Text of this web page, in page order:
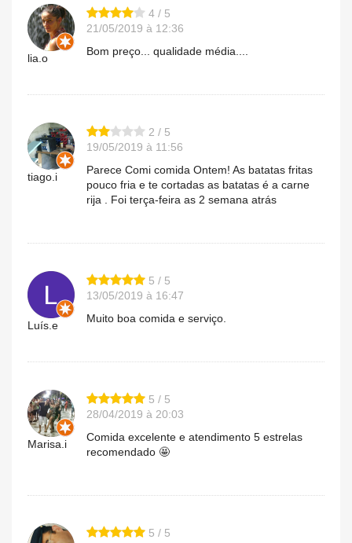
lia.o
4 / 5
21/05/2019 à 12:36
Bom preço... qualidade média....
tiago.i
2 / 5
19/05/2019 à 11:56
Parece Comi comida Ontem! As batatas fritas
pouco fria e te cortadas as batatas é a carne
rija . Foi terça-feira as 2 semana atrás
Luís.e
5 / 5
13/05/2019 à 16:47
Muito boa comida e serviço.
Marisa.i
5 / 5
28/04/2019 à 20:03
Comida excelente e atendimento 5 estrelas
recomendado 🤩
5 / 5